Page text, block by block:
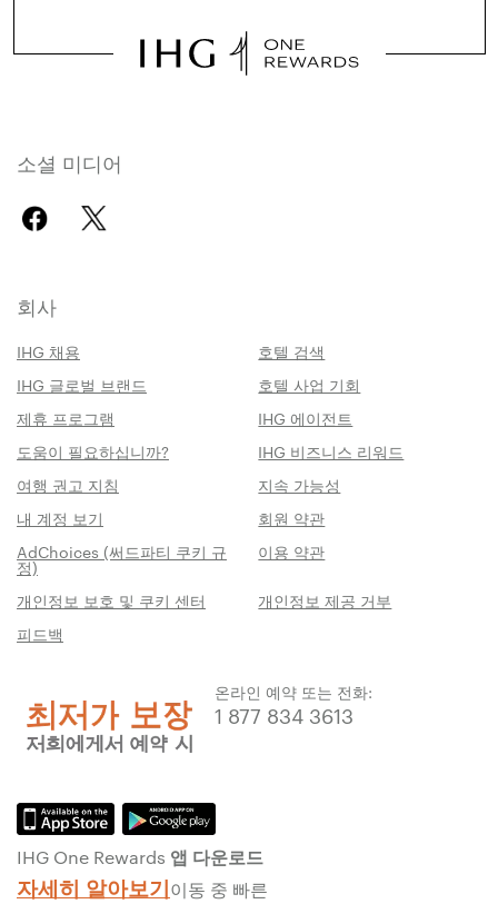
소셜 미디어
회사
IHG 채용
호텔 검색
IHG 글로벌 브랜드
호텔 사업 기회
제휴 프로그램
IHG 에이전트
도움이 필요하십니까?
IHG 비즈니스 리워드
여행 권고 지침
지속 가능성
내 계정 보기
회원 약관
AdChoices (써드파티 쿠키 규
정)
이용 약관
개인정보 보호 및 쿠키 센터
개인정보 제공 거부
피드백
온라인 예약 또는 전화:
1 877 834 3613
IHG One Rewards 앱 다운로드
자세히 알아보기이동 중 빠른